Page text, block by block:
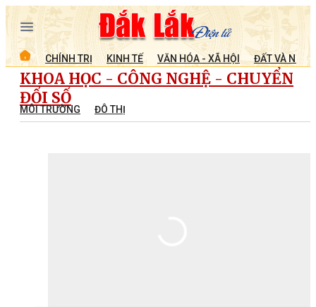
CHÍNH TRỊ KINH TẾ VĂN HÓA - XÃ HỘI ĐẤT VÀ
KHOA HỌC - CÔNG NGHỆ - CHUYỂN
ĐỔI SỐ
MÔI TRƯỜNG ĐÔ THỊ